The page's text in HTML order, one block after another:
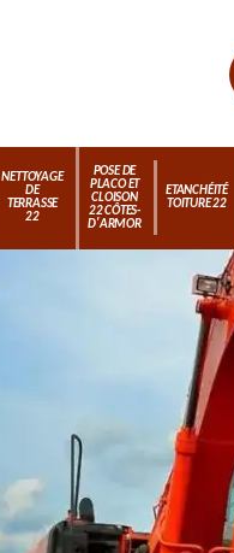
NETTOYAGE
DE
TERRASSE
22
POSE DE
PLACO ET
CLOISON
22 CÔTES-
D'ARMOR
ETANCHÉITÉ
TOITURE 22